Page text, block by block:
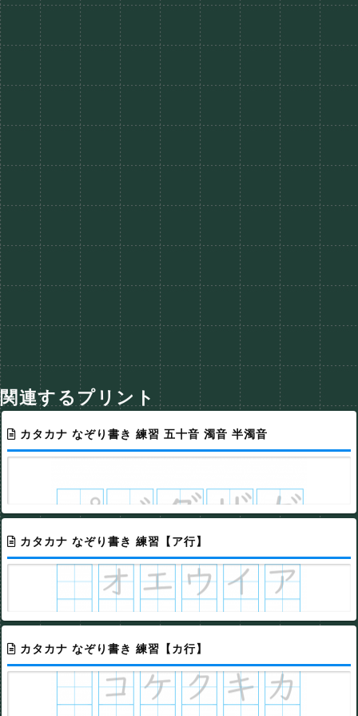
関連するプリント
カタカナ なぞり書き 練習 五十音 濁音 半濁音
カタカナ なぞり書き 練習【ア行】
カタカナ なぞり書き 練習【カ行】